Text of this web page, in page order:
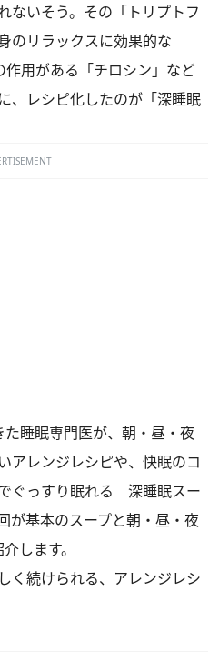
ないそう。その「トリプトフ
のリラックスに効果的な
作用がある「チロシン」など
、レシピ化したのが「深睡眠
睡眠専門医が、朝・昼・夜
アレンジレシピや、快眠のコ
でぐっすり眠れる 深睡眠スー
が基本のスープと朝・昼・夜
します。
く続けられる、アレンジレシ